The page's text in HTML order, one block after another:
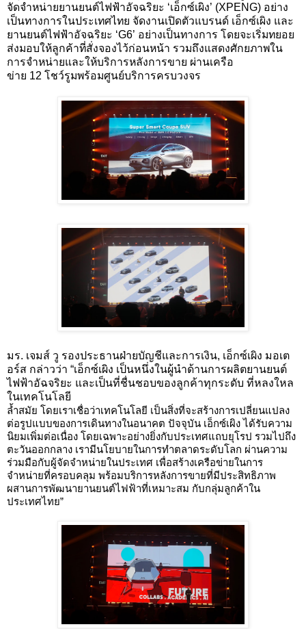
จัดจำหน่ายยานยนต์ไฟฟ้าอัจฉริยะ ‘เอ็กซ์เผิง’ (XPENG) อย่าง
เป็นทางการในประเทศไทย จัดงานเปิดตัวแบรนด์ เอ็กซ์เผิง และ
ยานยนต์ไฟฟ้าอัจฉริยะ ‘G6’ อย่างเป็นทางการ โดยจะเริ่มทยอย
ส่งมอบให้ลูกค้าที่สั่งจองไว้ก่อนหน้า รวมถึงแสดงศักยภาพใน
การจำหน่ายและให้บริการหลังการขาย ผ่านเครือ
ข่าย 12 โชว์รูมพร้อมศูนย์บริการครบวงจร
มร. เจมส์ วู รองประธานฝ่ายบัญชีและการเงิน, เอ็กซ์เผิง มอเต
อร์ส กล่าวว่า “เอ็กซ์เผิง เป็นหนึ่งในผู้นำด้านการผลิตยานยนต์
ไฟฟ้าอัฉจริยะ และเป็นที่ชื่นชอบของลูกค้าทุกระดับ ที่หลงใหล
ในเทคโนโลยี
ล้ำสมัย โดยเราเชื่อว่าเทคโนโลยี เป็นสิ่งที่จะสร้างการเปลี่ยนแปลง
ต่อรูปแบบของการเดินทางในอนาคต ปัจจุบัน เอ็กซ์เผิง ได้รับความ
นิยมเพิ่มต่อเนื่อง โดยเฉพาะอย่างยิ่งกับประเทศแถบยุโรป รวมไปถึง
ตะวันออกกลาง เรามีนโยบายในการทำตลาดระดับโลก ผ่านความ
ร่วมมือกับผู้จัดจำหน่ายในประเทศ เพื่อสร้างเครือข่ายในการ
จำหน่ายที่ครอบคลุม พร้อมบริการหลังการขายที่มีประสิทธิภาพ
ผสานการพัฒนายานยนต์ไฟฟ้าที่เหมาะสม กับกลุ่มลูกค้าใน
ประเทศไทย”